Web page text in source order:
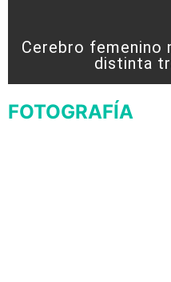
Cerebro femenino
distinta
FOTOGRAFÍA